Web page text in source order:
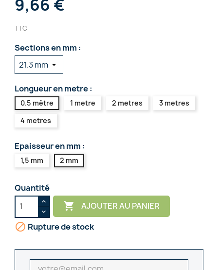
9,66 €
TTC
Sections en mm :
Longueur en metre :
0.5 mètre 1 metre 2 metres
3 metres
4 metres
Epaisseur en mm :
1,5 mm 2 mm
Quantité
 AJOUTER AU PANIER
 Rupture de stock